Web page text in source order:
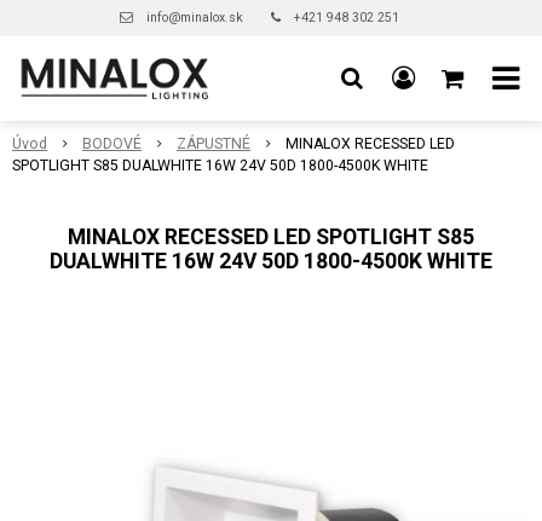
info@minalox.sk +421 948 302 251
Úvod BODOVÉ ZÁPUSTNÉ
MINALOX RECESSED LED
SPOTLIGHT S85 DUALWHITE 16W 24V 50D 1800-4500K WHITE
MINALOX RECESSED LED SPOTLIGHT S85
DUALWHITE 16W 24V 50D 1800-4500K WHITE